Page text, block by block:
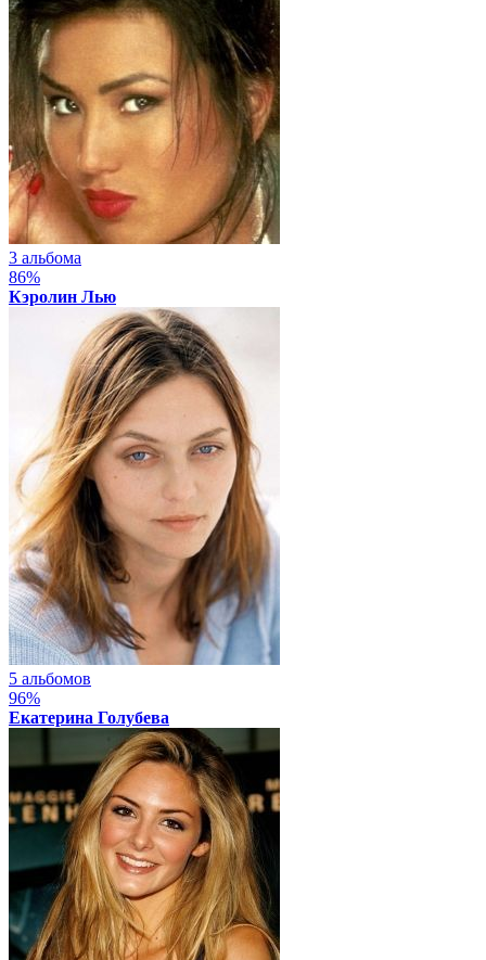
3 альбома
86%
Кэролин Лью
5 альбомов
96%
Екатерина Голубева